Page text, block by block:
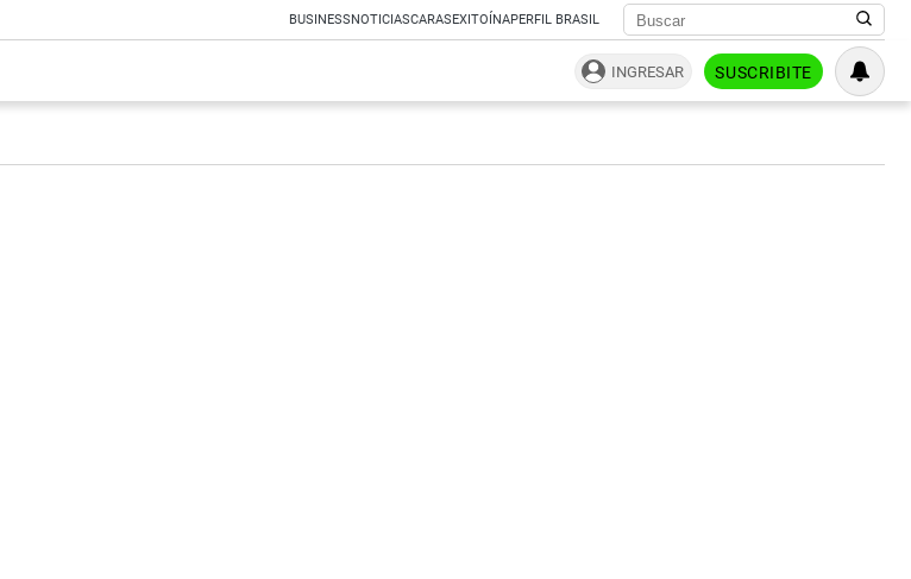
BUSINESSNOTICIASCARASEXITOÍNAPERFIL BRASIL
INGRESAR SUSCRIBITE